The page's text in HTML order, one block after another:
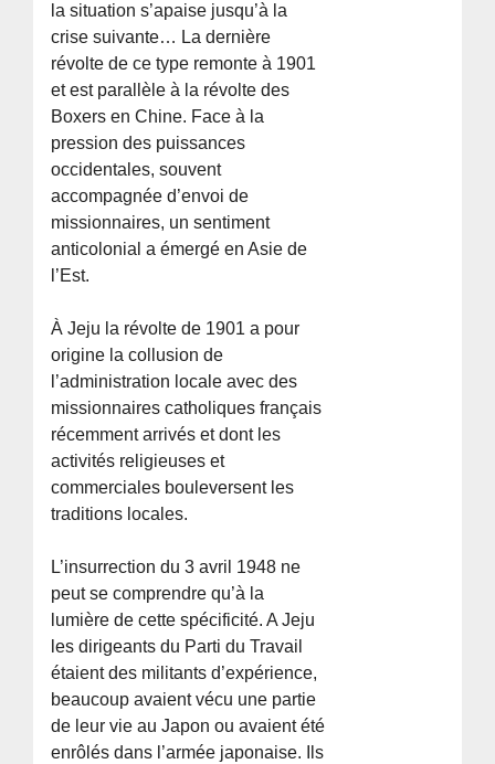
la situation s’apaise jusqu’à la
crise suivante… La dernière
révolte de ce type remonte à 1901
et est parallèle à la révolte des
Boxers en Chine. Face à la
pression des puissances
occidentales, souvent
accompagnée d’envoi de
missionnaires, un sentiment
anticolonial a émergé en Asie de
l’Est.
À Jeju la révolte de 1901 a pour
origine la collusion de
l’administration locale avec des
missionnaires catholiques français
récemment arrivés et dont les
activités religieuses et
commerciales bouleversent les
traditions locales.
L’insurrection du 3 avril 1948 ne
peut se comprendre qu’à la
lumière de cette spécificité. A Jeju
les dirigeants du Parti du Travail
étaient des militants d’expérience,
beaucoup avaient vécu une partie
de leur vie au Japon ou avaient été
enrôlés dans l’armée japonaise. Ils